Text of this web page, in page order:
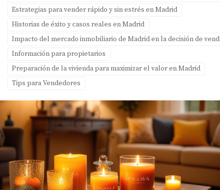
Estrategias para vender rápido y sin estrés en Madrid
Historias de éxito y casos reales en Madrid
Impacto del mercado inmobiliario de Madrid en la decisión de
Información para propietarios
Preparación de la vivienda para maximizar el valor en Madrid
Tips para Vendedores